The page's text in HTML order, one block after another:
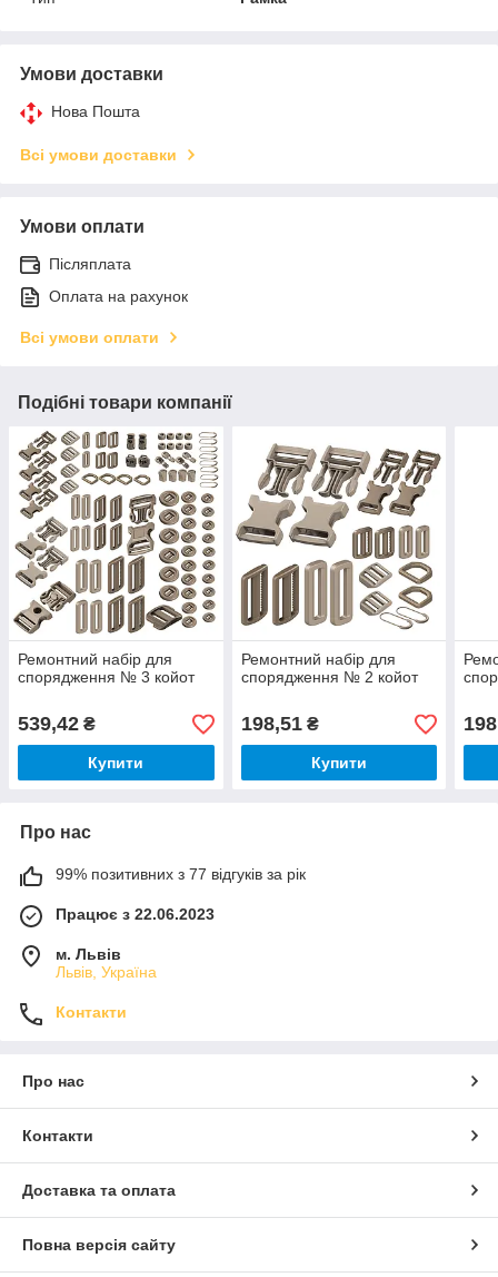
Умови доставки
Нова Пошта
Всі умови доставки
Умови оплати
Післяплата
Оплата на рахунок
Всі умови оплати
Подібні товари компанії
Ремонтний набір для
спорядження № 3 койот
539,42 ₴
Купити
Ремонтний набір для
спорядження № 2 койот
198,51₴
Купити
Про нас
99% позитивних з 77 відгуків за рік
Працює з 22.06.2023
м. Львів
Львів, Україна
Контакти
Про нас
Контакти
Доставка та оплата
Повна версія сайту